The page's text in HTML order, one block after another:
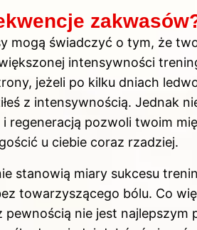
mogą świadczyć o tym, że
intensywności
jeżeli po kilku dniach
z intensywnością. Jednak
regeneracją pozwoli twoim
u ciebie coraz rzadziej.
stanowią miary sukcesu
towarzyszącego bólu. Co
nie jest najlepszym